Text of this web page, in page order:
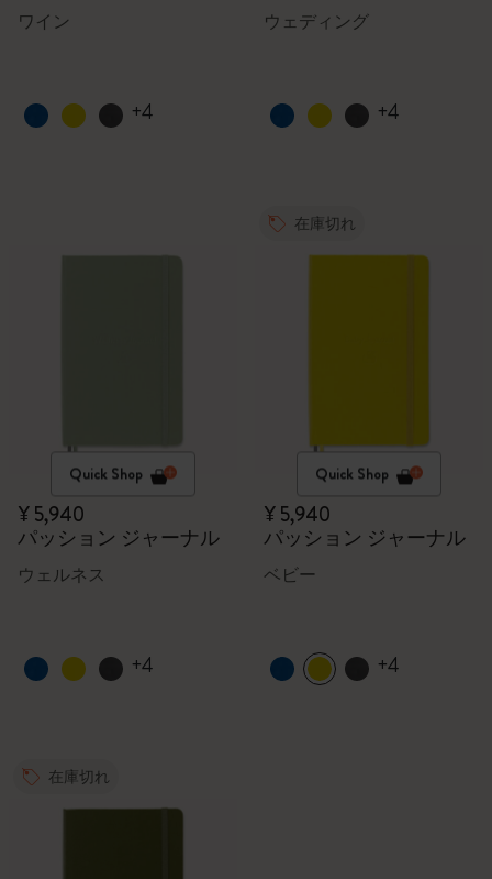
ワイン
+4
ウェディング
+4
Quick Shop
¥ 5,940
パッション ジャーナル
ウェルネス
+4
在庫切れ
Quick Shop
¥ 5,940
パッション ジャーナル
ベビー
+4
在庫切れ